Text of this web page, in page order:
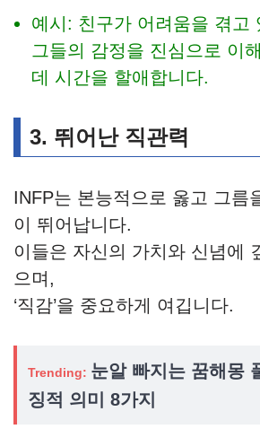
예시: 친구가 어려움을 겪고
그들의 감정을 진심으로 이
데 시간을 할애합니다.
3. 뛰어난 직관력
INFP는 본능적으로 옳고 그름
이 뛰어납니다.
이들은 자신의 가치와 신념에
으며,
‘직감’을 중요하게 여깁니다.
Trending: 눈알 빠지는 꿈해몽
징적 의미 8가지